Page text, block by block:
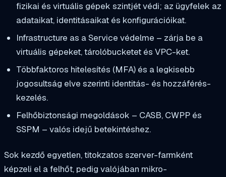
fizikai és virtuális gépek szintjét védi; az ügyfelek az
adataikat, identitásaikat és konfigurációikat.
Infrastructure as a Service védelme – zárja be a
virtuális gépeket, tárolóbucketet és VPC-ket.
Többfaktoros hitelesítés (MFA) és a legkisebb
jogosultság elve szerinti identitás- és hozzáférés-
kezelés.
Felhőbiztonsági megoldások – CASB, CWPP és
SSPM – valós idejű betekintéshez.
Sok kezdő egyetlen, titokzatos szerver-farmként
képzeli el a felhőt, pedig valójában mikro-